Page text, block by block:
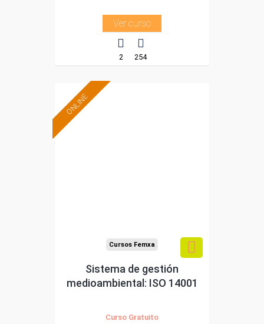
Ver curso
2 254
ONLINE
Cursos Femxa
Sistema de gestión
medioambiental: ISO 14001
Curso Gratuito